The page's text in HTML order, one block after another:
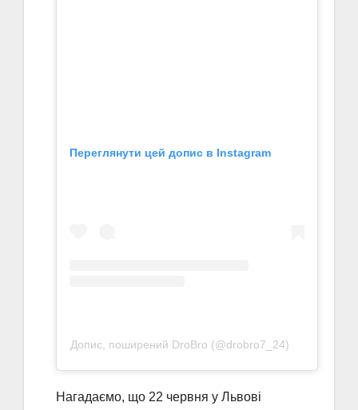
Переглянути цей допис в Instagram
Допис, поширений DroBro (@drobro7_24)
Нагадаємо, що 22 червня у Львові